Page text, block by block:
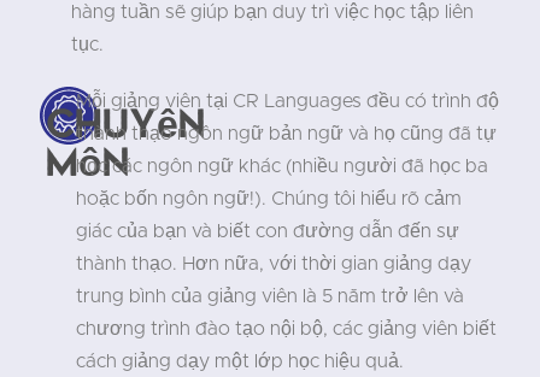
hàng tuần sẽ giúp bạn duy trì việc học tập liên
tục.
Chuyên
môn
Mỗi giảng viên tại CR Languages đều có trình độ
thành thạo ngôn ngữ bản ngữ và họ cũng đã tự
học các ngôn ngữ khác (nhiều người đã học ba
hoặc bốn ngôn ngữ!). Chúng tôi hiểu rõ cảm
giác của bạn và biết con đường dẫn đến sự
thành thạo. Hơn nữa, với thời gian giảng dạy
trung bình của giảng viên là 5 năm trở lên và
chương trình đào tạo nội bộ, các giảng viên biết
cách giảng dạy một lớp học hiệu quả.